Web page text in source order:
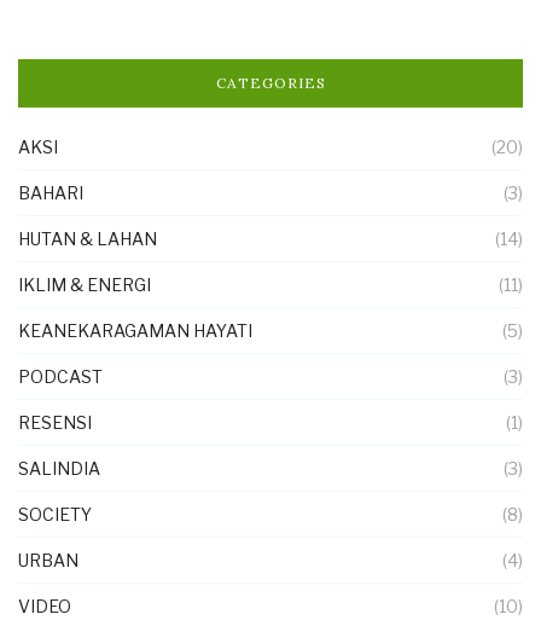
CATEGORIES
AKSI (20)
BAHARI (3)
HUTAN & LAHAN (14)
IKLIM & ENERGI (11)
KEANEKARAGAMAN HAYATI (5)
PODCAST (3)
RESENSI (1)
SALINDIA (3)
SOCIETY (8)
URBAN (4)
VIDEO (10)